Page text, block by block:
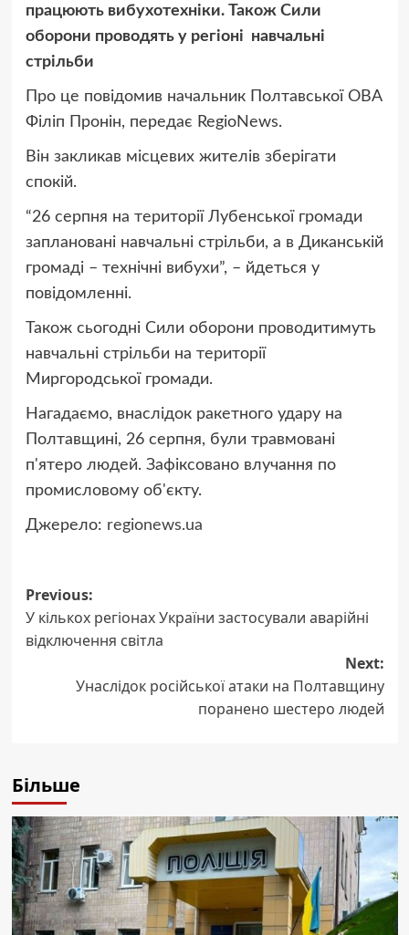
працюють вибухотехніки. Також Сили
оборони проводять у регіоні навчальні
стрільби
Про це повідомив начальник Полтавської ОВА
Філіп Пронін, передає RegioNews.
Він закликав місцевих жителів зберігати
спокій.
“26 серпня на території Лубенської громади
заплановані навчальні стрільби, а в Диканській
громаді – технічні вибухи”, – йдеться у
повідомленні.
Також сьогодні Сили оборони проводитимуть
навчальні стрільби на території
Миргородської громади.
Нагадаємо, внаслідок ракетного удару на
Полтавщині, 26 серпня, були травмовані
п'ятеро людей. Зафіксовано влучання по
промисловому об'єкту.
Джерело: regionews.ua
Post
navigation
Previous:
У кількох регіонах України застосували аварійні
відключення світла
Next:
Унаслідок російської атаки на Полтавщину
поранено шестеро людей
Більше